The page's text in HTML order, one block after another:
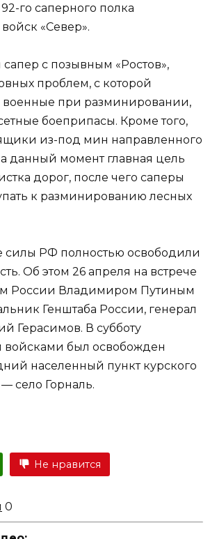
го саперного полка
«Север».
сапер с позывным «Ростов»,
проблем, с которой
военные при разминировании,
боеприпасы. Кроме того,
из-под мин направленного
данный момент главная цель
дорог, после чего саперы
к разминированию лесных
силы РФ полностью освободили
Об этом 26 апреля на встрече
России Владимиром Путиным
Генштаба России, генерал
Герасимов. В субботу
был освобожден
населенный пункт курского
село Горналь.
Не нравится
0